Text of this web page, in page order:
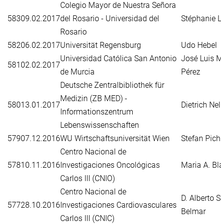
58309.02.2017
Colegio Mayor de Nuestra Señora
del Rosario - Universidad del
Rosario
Stéphanie
58206.02.2017Universität Regensburg Udo Hebel
581 02.02.2017
Universidad Católica San Antonio
de Murcia
José Luis
Pérez
58013.01.2017
Deutsche Zentralbibliothek für
Medizin (ZB MED) -
Informationszentrum
Lebenswissenschaften
Dietrich
57907.12.2016WU Wirtschaftsuniversität Wien Stefan
57810.11.2016
Centro Nacional de
Investigaciones Oncológicas
Carlos III (CNIO)
Maria A.
57728.10.2016
Centro Nacional de
Investigaciones Cardiovasculares
Carlos III (CNIC)
D. Alberto
Belmar